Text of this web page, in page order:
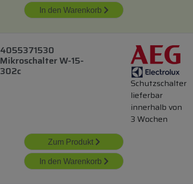
In den Warenkorb
4055371530
Mikroschalter W-15-
302c
Schutzschalter
lieferbar
innerhalb von
3 Wochen
Zum Produkt
In den Warenkorb